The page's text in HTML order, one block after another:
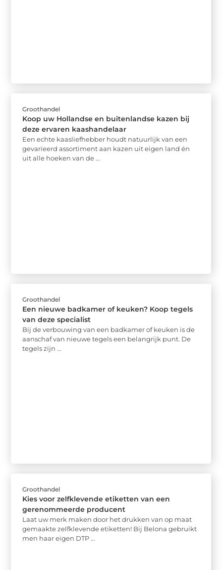
Groothandel
Koop uw Hollandse en buitenlandse kazen bij
deze ervaren kaashandelaar
Een echte kaasliefhebber houdt natuurlijk van een
gevarieerd assortiment aan kazen uit eigen land én
uit alle hoeken van de ...
Groothandel
Een nieuwe badkamer of keuken? Koop tegels
van deze specialist
Bij de verbouwing van een badkamer of keuken is de
aanschaf van nieuwe tegels een belangrijk punt. De
tegels zijn ...
Groothandel
Kies voor zelfklevende etiketten van een
gerenommeerde producent
Laat uw merk maken door het drukken van op maat
gemaakte zelfklevende etiketten! Bij Belona gebruikt
men haar eigen DTP ...